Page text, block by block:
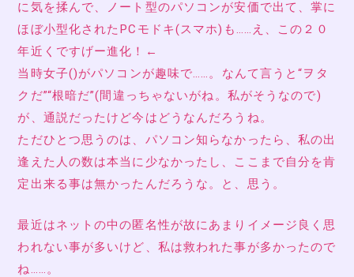
に気を揉んで、ノート型のパソコンが安価で出て、掌に
ほぼ小型化されたPCモドキ(スマホ)も……え、この２０
年近くですげー進化！←
当時女子()がパソコンが趣味で……。なんて言うと“ヲタ
クだ”“根暗だ”(間違っちゃないがね。私がそうなので)
が、通説だったけど今はどうなんだろうね。
ただひとつ思うのは、パソコン知らなかったら、私の出
逢えた人の数は本当に少なかったし、ここまで自分を肯
定出来る事は無かったんだろうな。と、思う。
最近はネットの中の匿名性が故にあまりイメージ良く思
われない事が多いけど、私は救われた事が多かったので
ね……。